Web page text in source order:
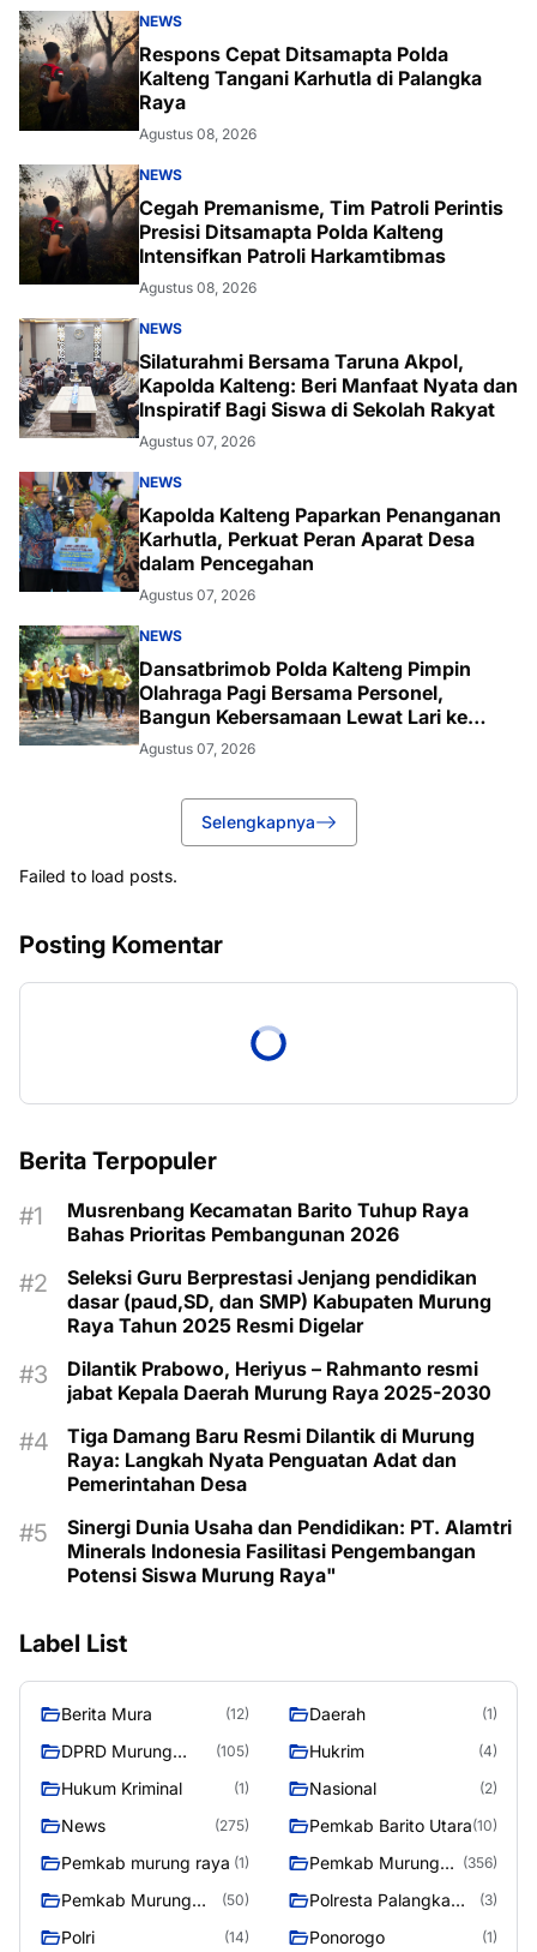
NEWS
Respons Cepat Ditsamapta Polda
Kalteng Tangani Karhutla di Palangka
Raya
Agustus 08, 2026
NEWS
Cegah Premanisme, Tim Patroli Perintis
Presisi Ditsamapta Polda Kalteng
Intensifkan Patroli Harkamtibmas
Agustus 08, 2026
NEWS
Silaturahmi Bersama Taruna Akpol,
Kapolda Kalteng: Beri Manfaat Nyata dan
Inspiratif Bagi Siswa di Sekolah Rakyat
Agustus 07, 2026
NEWS
Kapolda Kalteng Paparkan Penanganan
Karhutla, Perkuat Peran Aparat Desa
dalam Pencegahan
Agustus 07, 2026
NEWS
Dansatbrimob Polda Kalteng Pimpin
Olahraga Pagi Bersama Personel,
Bangun Kebersamaan Lewat Lari ke
Bukit Baranahu
Agustus 07, 2026
Selengkapnya
Failed to load posts.
Posting Komentar
Berita Terpopuler
Musrenbang Kecamatan Barito Tuhup Raya
Bahas Prioritas Pembangunan 2026
Seleksi Guru Berprestasi Jenjang pendidikan
dasar (paud,SD, dan SMP) Kabupaten Murung
Raya Tahun 2025 Resmi Digelar
Dilantik Prabowo, Heriyus – Rahmanto resmi
jabat Kepala Daerah Murung Raya 2025-2030
Tiga Damang Baru Resmi Dilantik di Murung
Raya: Langkah Nyata Penguatan Adat dan
Pemerintahan Desa
Sinergi Dunia Usaha dan Pendidikan: PT. Alamtri
Minerals Indonesia Fasilitasi Pengembangan
Potensi Siswa Murung Raya"
Label List
Berita Mura (12) Daerah (1)
DPRD Murung
(105) Hukrim (4)
Hukum Kriminal (1) Nasional (2)
News (275) Pemkab Barito Utara(10)
Pemkab murung raya (1)
Pemkab Murung
(356)
Pemkab Murung
(50)
Polresta Palangka
(3)
Polri (14) Ponorogo (1)